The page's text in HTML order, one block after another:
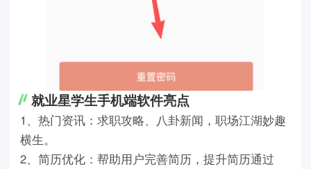
就业星学生手机端软件亮点
1、热门资讯：求职攻略、八卦新闻，职场江湖妙趣
横生。
2、简历优化：帮助用户完善简历，提升简历通过